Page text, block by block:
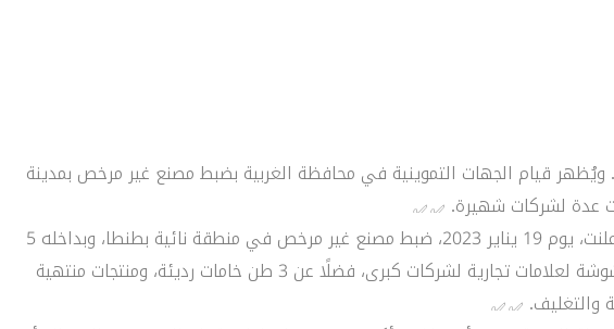
قيام الجهات التموينية في محافظة الغربية بضبط مصنع غير مرخص بمدينة
عدة لشركات شهيرة.
منطقة نائية بطنطا،
وبداخله 5
ملايين عبوة مقلدة ومغشوشة لعلامات تجارية لشركات كبرى، فضلًا عن 3 طن خامات رديئة، ومنتجات منتهية
والتغليف.